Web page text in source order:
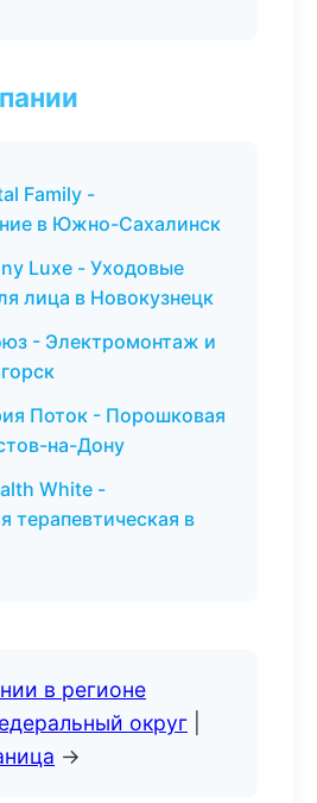
Family -
в Южно-Сахалинск
Luxe - Уходовые
лица в Новокузнецк
- Электромонтаж и
Поток - Порошковая
на-Дону
White -
терапевтическая в
в регионе
округ
→